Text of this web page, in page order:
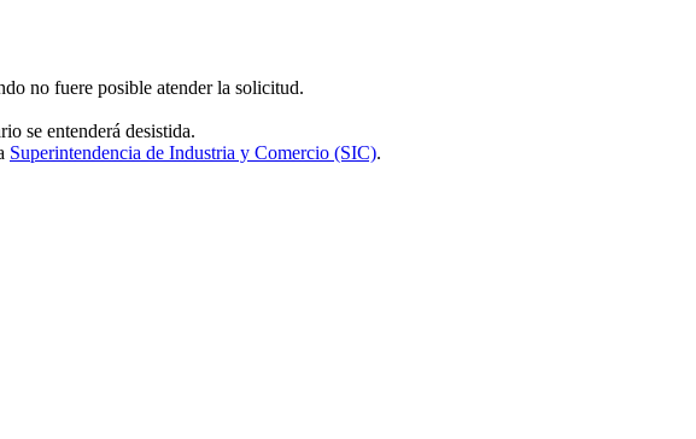
no fuere posible atender la solicitud.
se entenderá desistida.
Superintendencia de Industria y Comercio (SIC).